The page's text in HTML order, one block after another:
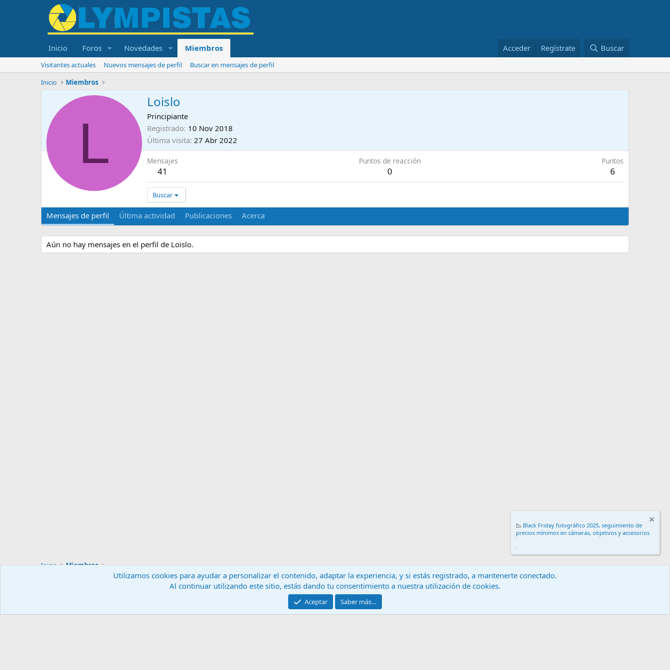
Inicio Foros Novedades Miembros Acceder Regístrate Buscar
Visitantes actuales Nuevos mensajes de perfil
Buscar en mensajes de perfil
Inicio
Miembros
L
Loislo
Principiante
Registrado 10 Nov 2018
Última visita 27 Abr 2022
Mensajes
41
Puntos de reacción
0
Puntos
6
Buscar
Mensajes de perfil Última actividad Publicaciones Acerca
Aún no hay mensajes en el perfil de Loislo.
Inicio Miembros
Contáctanos Términos y reglas
Community platform by XenForo® © 2010-2024 XenForo Ltd.
📉 Black Friday fotográfico 2025, seguimiento de
precios mínimos en cámaras, objetivos y accesorios
.
Utilizamos cookies para ayudar a personalizar el contenido, adaptar la experiencia, y si estás registrado, a mantenerte conectado.
Al continuar utilizando este sitio, estás dando tu consentimiento a nuestra utilización de cookies.
Aceptar Saber más…